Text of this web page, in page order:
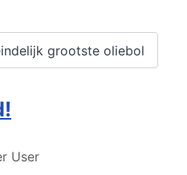
grootste oliebol
User